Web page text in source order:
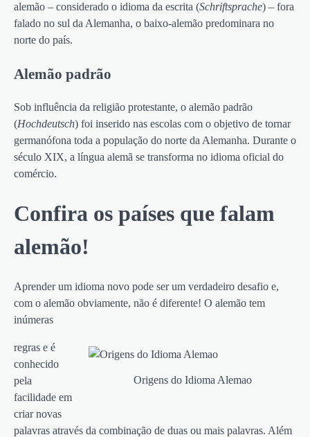
alemão – considerado o idioma da escrita (Schriftsprache) – fora
falado no sul da Alemanha, o baixo-alemão predominara no
norte do país.
Alemão padrão
Sob influência da religião protestante, o alemão padrão
(Hochdeutsch) foi inserido nas escolas com o objetivo de tornar
germanófona toda a população do norte da Alemanha. Durante o
século XIX, a língua alemã se transforma no idioma oficial do
comércio.
Confira os países que falam
alemão!
Aprender um idioma novo pode ser um verdadeiro desafio e,
com o alemão obviamente, não é diferente! O alemão tem
inúmeras
Origens do Idioma Alemao
regras e é
conhecido
pela
facilidade em
criar novas
palavras através da combinação de duas ou mais palavras. Além